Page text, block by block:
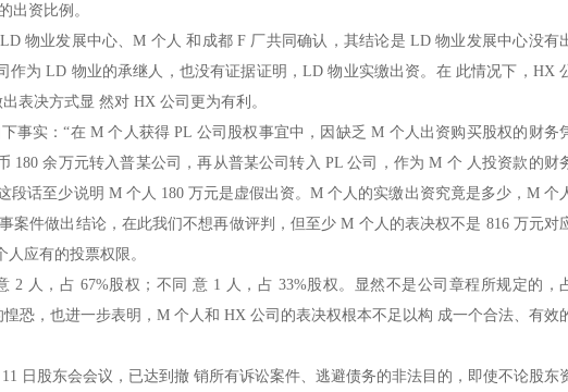
出资比例。
物业发展中心、M 个人 和成都 F 厂共同确认，其结论是 LD 物业发展中心没有
为 LD 物业的承继人，也没有证据证明，LD 物业实缴出资。在 此情况下，HX
表决方式显 然对 HX 公司更为有利。
事实：“在 M 个人获得 PL 公司股权事宜中，因缺乏 M 个人出资购买股权的财务
180 余万元转入普某公司，再从普某公司转入 PL 公司，作为 M 个 人投资款的财
段话至少说明 M 个人 180 万元是虚假出资。M 个人的实缴出资究竟是多少，M 个
案件做出结论，在此我们不想再做评判，但至少 M 个人的表决权不是 816 万元对
人应有的投票权限。
2 人，占 67%股权；不同 意 1 人，占 33%股权。显然不是公司章程所规定的，
恐，也进一步表明，M 个人和 HX 公司的表决权根本不足以构 成一个合法、有效
日股东会会议，已达到撤 销所有诉讼案件、逃避债务的非法目的，即使不论股东